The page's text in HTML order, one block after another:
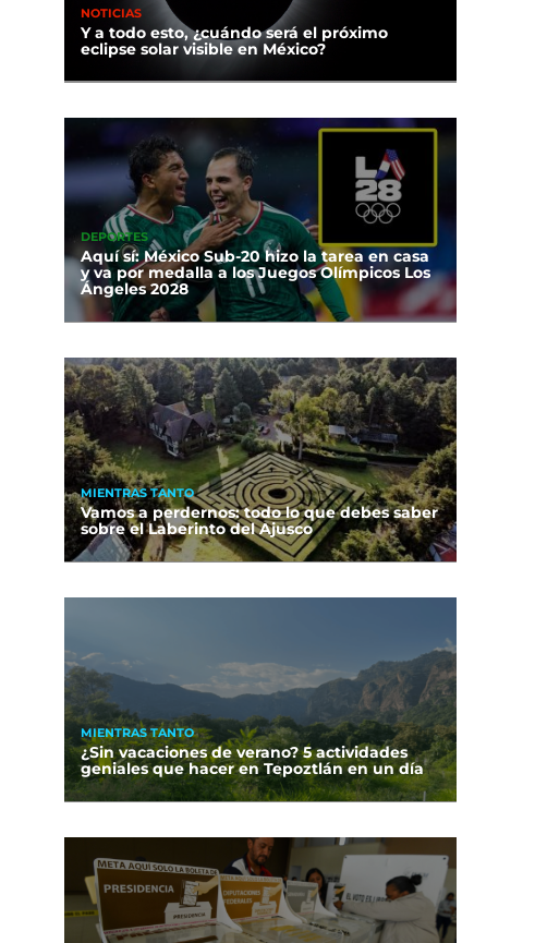
NOTICIAS
Y a todo esto, ¿cuándo será el próximo
eclipse solar visible en México?
DEPORTES
Aquí sí: México Sub-20 hizo la tarea en casa
y va por medalla a los Juegos Olímpicos Los
Ángeles 2028
MIENTRAS TANTO
Vamos a perdernos: todo lo que debes saber
sobre el Laberinto del Ajusco
MIENTRAS TANTO
¿Sin vacaciones de verano? 5 actividades
geniales que hacer en Tepoztlán en un día